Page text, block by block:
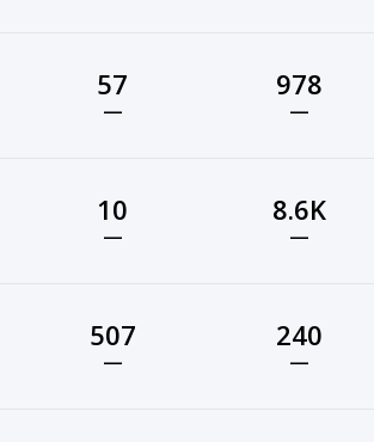
57
—
978
—
10
—
8.6K
—
507
—
240
—